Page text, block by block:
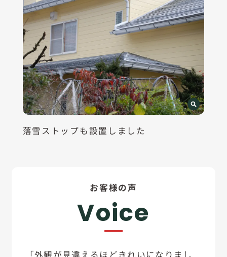
落雪ストップも設置しました
お客様の声
Voice
「外観が見違えるほどきれいになりまし